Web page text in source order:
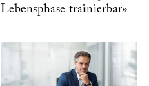
Lebensphase trainierbar»